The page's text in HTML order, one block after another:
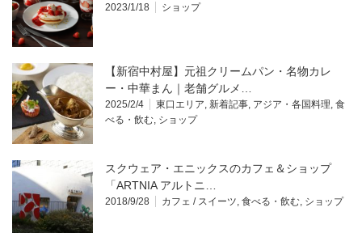
2023/1/18 ショップ
【新宿中村屋】元祖クリームパン・名物カレ
ー・中華まん｜老舗グルメ…
2025/2/4 東口エリア, 新着記事, アジア・各国料理, 食
べる・飲む, ショップ
スクウェア・エニックスのカフェ＆ショップ
「ARTNIA アルトニ…
2018/9/28 カフェ / スイーツ, 食べる・飲む, ショップ